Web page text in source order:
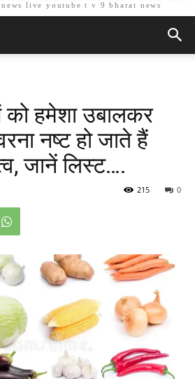
live youtube t v 9 bharat news
को हमेशा उबालकर
नष्ट हो जाते हैं
जानें लिस्ट….
0
215